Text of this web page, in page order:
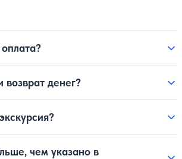
денег?
чем указано в